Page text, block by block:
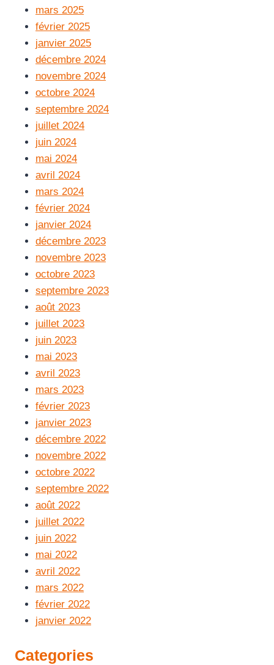
mars 2025
février 2025
janvier 2025
décembre 2024
novembre 2024
octobre 2024
septembre 2024
juillet 2024
juin 2024
mai 2024
avril 2024
mars 2024
février 2024
janvier 2024
décembre 2023
novembre 2023
octobre 2023
septembre 2023
août 2023
juillet 2023
juin 2023
mai 2023
avril 2023
mars 2023
février 2023
janvier 2023
décembre 2022
novembre 2022
octobre 2022
septembre 2022
août 2022
juillet 2022
juin 2022
mai 2022
avril 2022
mars 2022
février 2022
janvier 2022
Categories